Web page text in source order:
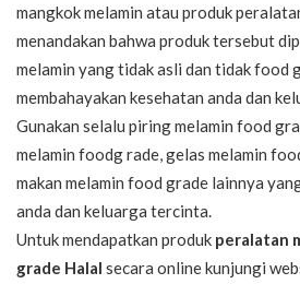
mangkok melamin atau produk
menandakan bahwa produk tersebut
melamin yang tidak asli dan tidak food
membahayakan kesehatan anda dan
Gunakan selalu piring melamin food
melamin foodg rade, gelas melamin
makan melamin food grade lainnya
anda dan keluarga tercinta.
Untuk mendapatkan produk peralatan
grade Halal secara online kunjungi